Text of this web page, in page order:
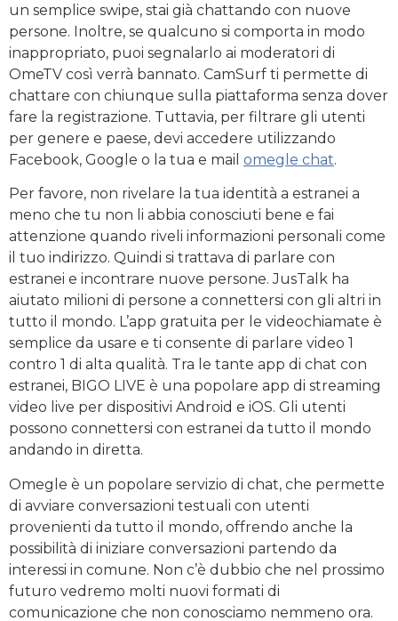
un semplice swipe, stai già chattando con nuove
persone. Inoltre, se qualcuno si comporta in modo
inappropriato, puoi segnalarlo ai moderatori di
OmeTV così verrà bannato. CamSurf ti permette di
chattare con chiunque sulla piattaforma senza dover
fare la registrazione. Tuttavia, per filtrare gli utenti
per genere e paese, devi accedere utilizzando
Facebook, Google o la tua e mail omegle chat.
Per favore, non rivelare la tua identità a estranei a
meno che tu non li abbia conosciuti bene e fai
attenzione quando riveli informazioni personali come
il tuo indirizzo. Quindi si trattava di parlare con
estranei e incontrare nuove persone. JusTalk ha
aiutato milioni di persone a connettersi con gli altri in
tutto il mondo. L’app gratuita per le videochiamate è
semplice da usare e ti consente di parlare video 1
contro 1 di alta qualità. Tra le tante app di chat con
estranei, BIGO LIVE è una popolare app di streaming
video live per dispositivi Android e iOS. Gli utenti
possono connettersi con estranei da tutto il mondo
andando in diretta.
Omegle è un popolare servizio di chat, che permette
di avviare conversazioni testuali con utenti
provenienti da tutto il mondo, offrendo anche la
possibilità di iniziare conversazioni partendo da
interessi in comune. Non c’è dubbio che nel prossimo
futuro vedremo molti nuovi formati di
comunicazione che non conosciamo nemmeno ora.